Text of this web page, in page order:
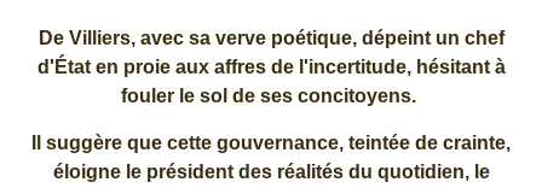
De Villiers, avec sa verve poétique, dépeint un chef
d'État en proie aux affres de l'incertitude, hésitant à
fouler le sol de ses concitoyens.
Il suggère que cette gouvernance, teintée de crainte,
éloigne le président des réalités du quotidien, le